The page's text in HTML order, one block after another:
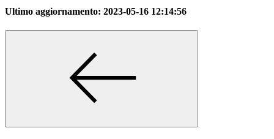
Ultimo aggiornamento: 2023-05-16 12:14:56